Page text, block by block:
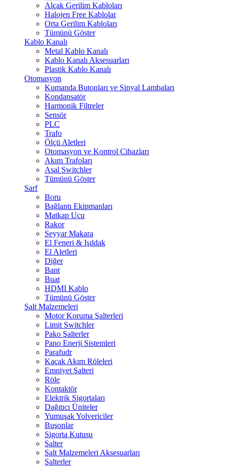
Alçak Gerilim Kabloları
Halojen Free Kablolar
Orta Gerilim Kabloları
Tümünü Göster
Kablo Kanalı
Metal Kablo Kanalı
Kablo Kanalı Aksesuarları
Plastik Kablo Kanalı
Otomasyon
Kumanda Butonları ve Sinyal Lambaları
Kondansatör
Harmonik Filtreler
Sensör
PLC
Trafo
Ölçü Aletleri
Otomasyon ve Kontrol Cihazları
Akım Trafoları
Asal Switchler
Tümünü Göster
Sarf
Boru
Bağlantı Ekipmanları
Matkap Ucu
Rakor
Seyyar Makara
El Feneri & Işıldak
El Aletleri
Diğer
Bant
Buat
HDMI Kablo
Tümünü Göster
Şalt Malzemeleri
Motor Koruma Şalterleri
Limit Switchler
Pako Şalterler
Pano Enerji Sistemleri
Parafudr
Kaçak Akım Röleleri
Emniyet Şalteri
Röle
Kontaktör
Elektrik Sigortaları
Dağıtıcı Üniteler
Yumuşak Yolvericiler
Buşonlar
Sigorta Kutusu
Şalter
Şalt Malzemeleri Aksesuarları
Şalterler